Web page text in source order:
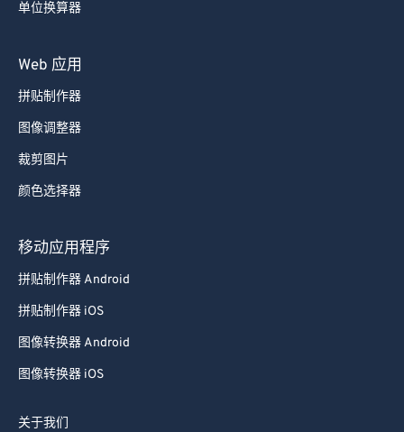
单位换算器
Web 应用
拼贴制作器
图像调整器
裁剪图片
颜色选择器
移动应用程序
拼贴制作器 Android
拼贴制作器 iOS
图像转换器 Android
图像转换器 iOS
关于我们